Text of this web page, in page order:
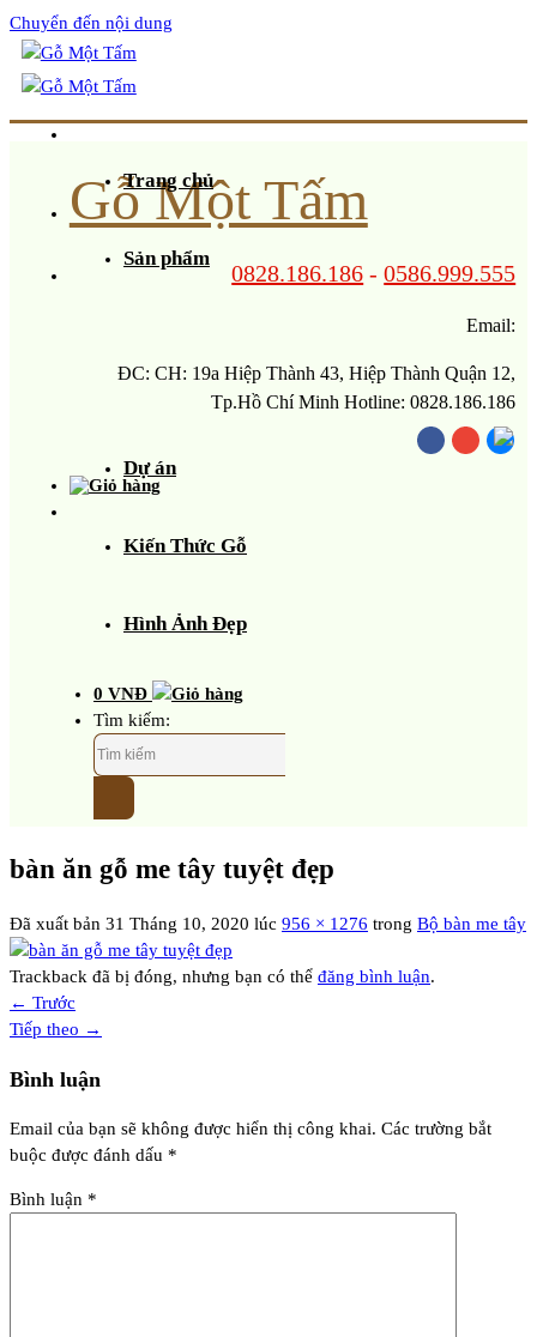
Chuyển đến nội dung
Gỗ Một Tấm
0828.186.186 -0586.999.555
Email:
ĐC: CH: 19a Hiệp Thành 43, Hiệp Thành Quận 12,
Tp.Hồ Chí Minh Hotline: 0828.186.186
Trang chủ
Sản phẩm
Dự án
Kiến Thức Gỗ
Hình Ảnh Đẹp
0 VNĐ
Tìm kiếm:
bàn ăn gỗ me tây tuyệt đẹp
Đã xuất bản 31 Tháng 10, 2020 lúc 956 × 1276 trong Bộ bàn me tây
Trackback đã bị đóng, nhưng bạn có thể đăng bình luận.
← Trước
Tiếp theo →
Bình luận
Email của bạn sẽ không được hiển thị công khai. Các trường bắt
buộc được đánh dấu *
Bình luận *